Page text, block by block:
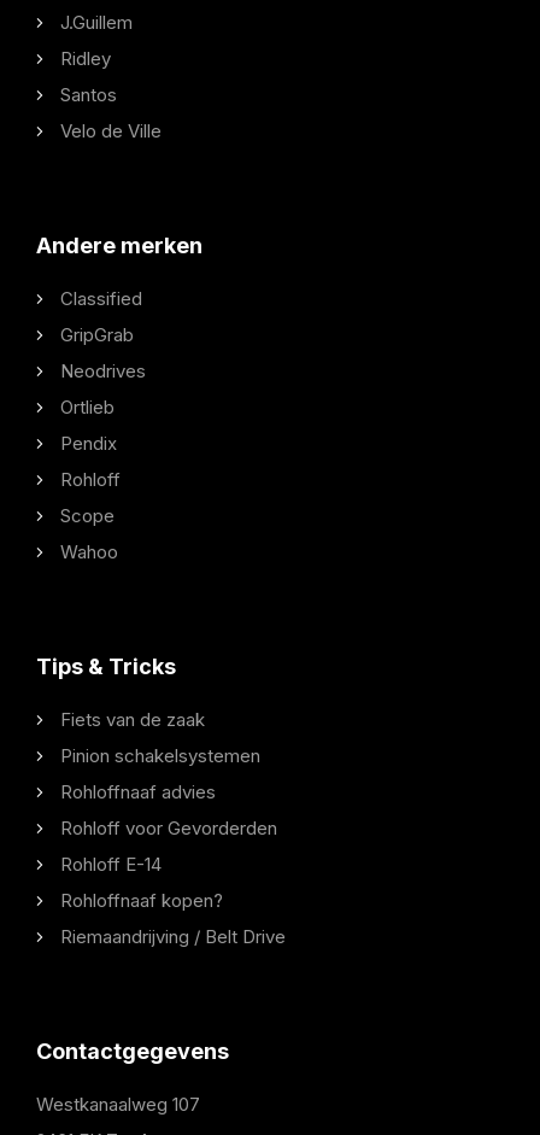
J.Guillem
Ridley
Santos
Velo de Ville
Andere merken
Classified
GripGrab
Neodrives
Ortlieb
Pendix
Rohloff
Scope
Wahoo
Tips & Tricks
Fiets van de zaak
Pinion schakelsystemen
Rohloffnaaf advies
Rohloff voor Gevorderden
Rohloff E-14
Rohloffnaaf kopen?
Riemaandrijving / Belt Drive
Contactgegevens
Westkanaalweg 107